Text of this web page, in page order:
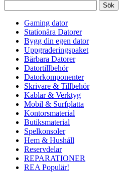
Sök
Gaming dator
Stationära Datorer
Bygg din egen dator
Uppgraderingspaket
Bärbara Datorer
Datortillbehör
Datorkomponenter
Skrivare & Tillbehör
Kablar & Verktyg
Mobil & Surfplatta
Kontorsmaterial
Butiksmaterial
Spelkonsoler
Hem & Hushåll
Reservdelar
REPARATIONER
REA Populär!